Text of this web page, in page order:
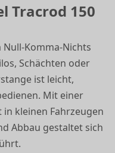
Tracrod 150
Komma-Nichts
Schächten oder
ist leicht,
Mit einer
in kleinen Fahrzeugen
Abbau gestaltet sich